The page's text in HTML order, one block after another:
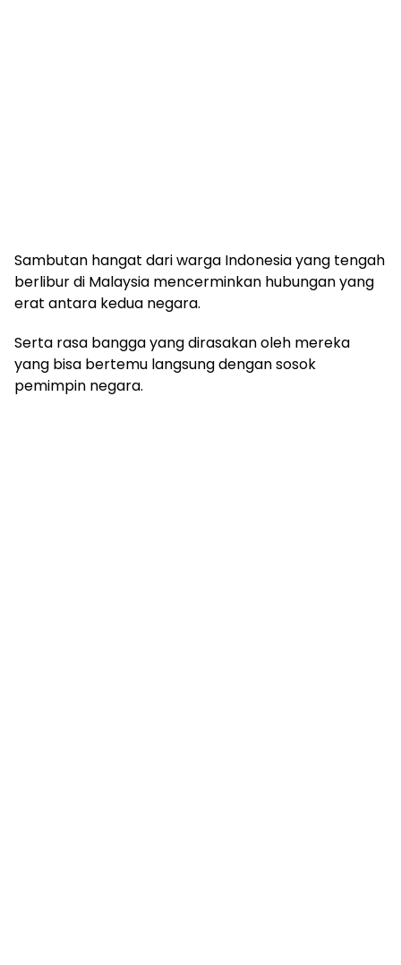
Sambutan hangat dari warga Indonesia yang tengah
berlibur di Malaysia mencerminkan hubungan yang
erat antara kedua negara.
Serta rasa bangga yang dirasakan oleh mereka
yang bisa bertemu langsung dengan sosok
pemimpin negara.